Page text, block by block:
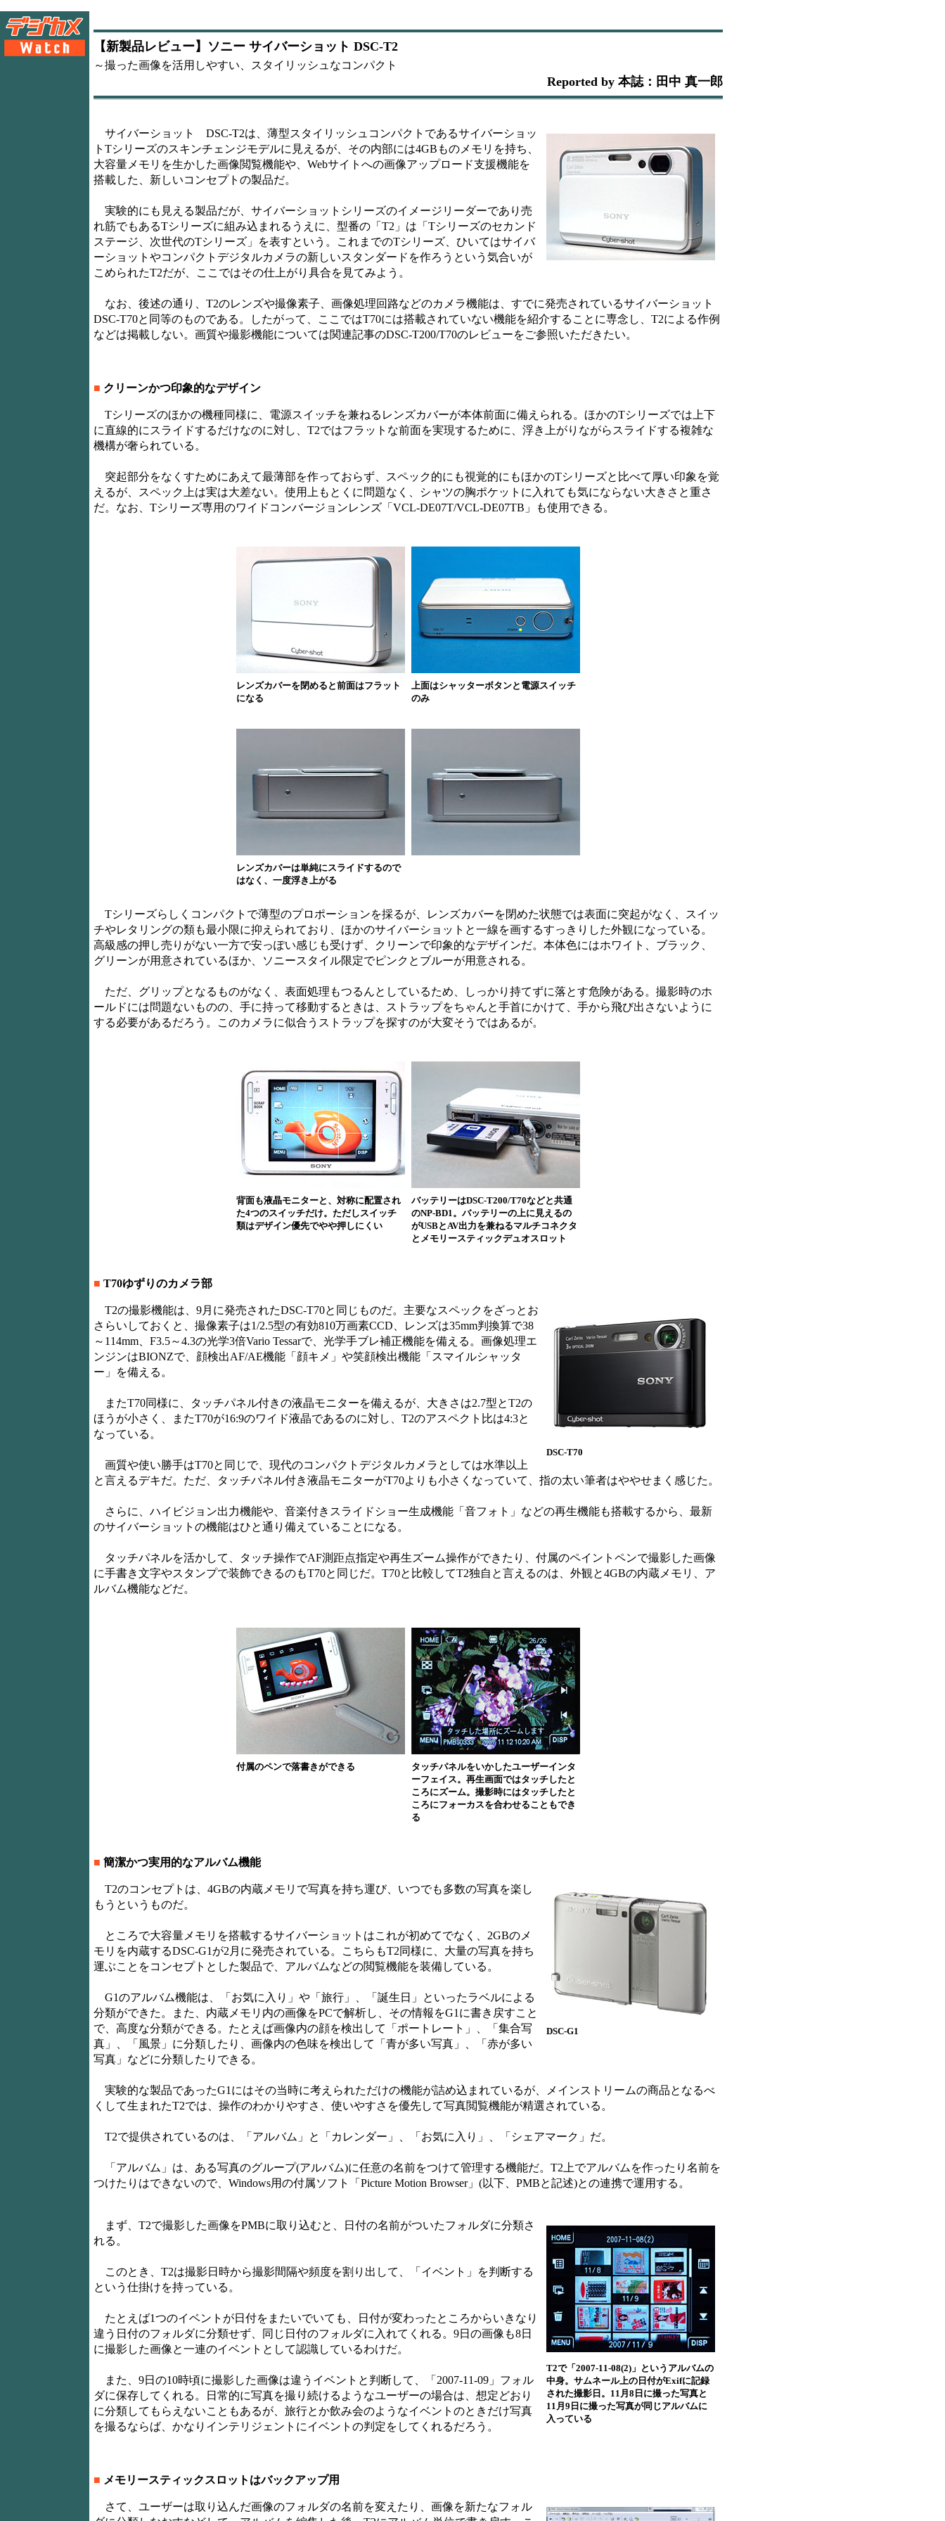
【新製品レビュー】ソニー サイバーショット DSC-T2
～撮った画像を活用しやすい、スタイリッシュなコンパクト
Reported by 本誌：田中 真一郎
サイバーショット DSC-T2は、薄型スタイリッシュコンパクトであるサイバーショッ
トTシリーズのスキンチェンジモデルに見えるが、その内部には4GBものメモリを持ち、
大容量メモリを生かした画像閲覧機能や、Webサイトへの画像アップロード支援機能を
搭載した、新しいコンセプトの製品だ。
実験的にも見える製品だが、サイバーショットシリーズのイメージリーダーであり売
れ筋でもあるTシリーズに組み込まれるうえに、型番の「T2」は「Tシリーズのセカンド
ステージ、次世代のTシリーズ」を表すという。これまでのTシリーズ、ひいてはサイバ
ーショットやコンパクトデジタルカメラの新しいスタンダードを作ろうという気合いが
こめられたT2だが、ここではその仕上がり具合を見てみよう。
なお、後述の通り、T2のレンズや撮像素子、画像処理回路などのカメラ機能は、すでに発売されているサイバーショット
DSC-T70と同等のものである。したがって、ここではT70には搭載されていない機能を紹介することに専念し、T2による作例
などは掲載しない。画質や撮影機能については関連記事のDSC-T200/T70のレビューをご参照いただきたい。
■ クリーンかつ印象的なデザイン
Tシリーズのほかの機種同様に、電源スイッチを兼ねるレンズカバーが本体前面に備えられる。ほかのTシリーズでは上下
に直線的にスライドするだけなのに対し、T2ではフラットな前面を実現するために、浮き上がりながらスライドする複雑な
機構が奢られている。
突起部分をなくすためにあえて最薄部を作っておらず、スペック的にも視覚的にもほかのTシリーズと比べて厚い印象を覚
えるが、スペック上は実は大差ない。使用上もとくに問題なく、シャツの胸ポケットに入れても気にならない大きさと重さ
だ。なお、Tシリーズ専用のワイドコンバージョンレンズ「VCL-DE07T/VCL-DE07TB」も使用できる。
レンズカバーを閉めると前面はフラット
になる
上面はシャッターボタンと電源スイッチ
のみ
レンズカバーは単純にスライドするので
はなく、一度浮き上がる
Tシリーズらしくコンパクトで薄型のプロポーションを採るが、レンズカバーを閉めた状態では表面に突起がなく、スイッ
チやレタリングの類も最小限に抑えられており、ほかのサイバーショットと一線を画するすっきりした外観になっている。
高級感の押し売りがない一方で安っぽい感じも受けず、クリーンで印象的なデザインだ。本体色にはホワイト、ブラック、
グリーンが用意されているほか、ソニースタイル限定でピンクとブルーが用意される。
ただ、グリップとなるものがなく、表面処理もつるんとしているため、しっかり持てずに落とす危険がある。撮影時のホ
ールドには問題ないものの、手に持って移動するときは、ストラップをちゃんと手首にかけて、手から飛び出さないように
する必要があるだろう。このカメラに似合うストラップを探すのが大変そうではあるが。
背面も液晶モニターと、対称に配置され
た4つのスイッチだけ。ただしスイッチ
類はデザイン優先でやや押しにくい
バッテリーはDSC-T200/T70などと共通
のNP-BD1。バッテリーの上に見えるの
がUSBとAV出力を兼ねるマルチコネクタ
とメモリースティックデュオスロット
■ T70ゆずりのカメラ部
DSC-T70
T2の撮影機能は、9月に発売されたDSC-T70と同じものだ。主要なスペックをざっとお
さらいしておくと、撮像素子は1/2.5型の有効810万画素CCD、レンズは35mm判換算で38
～114mm、F3.5～4.3の光学3倍Vario Tessarで、光学手ブレ補正機能を備える。画像処理エ
ンジンはBIONZで、顔検出AF/AE機能「顔キメ」や笑顔検出機能「スマイルシャッタ
ー」を備える。
またT70同様に、タッチパネル付きの液晶モニターを備えるが、大きさは2.7型とT2の
ほうが小さく、またT70が16:9のワイド液晶であるのに対し、T2のアスペクト比は4:3と
なっている。
画質や使い勝手はT70と同じで、現代のコンパクトデジタルカメラとしては水準以上
と言えるデキだ。ただ、タッチパネル付き液晶モニターがT70よりも小さくなっていて、指の太い筆者はややせまく感じた。
さらに、ハイビジョン出力機能や、音楽付きスライドショー生成機能「音フォト」などの再生機能も搭載するから、最新
のサイバーショットの機能はひと通り備えていることになる。
タッチパネルを活かして、タッチ操作でAF測距点指定や再生ズーム操作ができたり、付属のペイントペンで撮影した画像
に手書き文字やスタンプで装飾できるのもT70と同じだ。T70と比較してT2独自と言えるのは、外観と4GBの内蔵メモリ、ア
ルバム機能などだ。
付属のペンで落書きができる
タッチパネルをいかしたユーザーインタ
ーフェイス。再生画面ではタッチしたと
ころにズーム。撮影時にはタッチしたと
ころにフォーカスを合わせることもでき
る
■ 簡潔かつ実用的なアルバム機能
DSC-G1
T2のコンセプトは、4GBの内蔵メモリで写真を持ち運び、いつでも多数の写真を楽し
もうというものだ。
ところで大容量メモリを搭載するサイバーショットはこれが初めてでなく、2GBのメ
モリを内蔵するDSC-G1が2月に発売されている。こちらもT2同様に、大量の写真を持ち
運ぶことをコンセプトとした製品で、アルバムなどの閲覧機能を装備している。
G1のアルバム機能は、「お気に入り」や「旅行」、「誕生日」といったラベルによる
分類ができた。また、内蔵メモリ内の画像をPCで解析し、その情報をG1に書き戻すこと
で、高度な分類ができる。たとえば画像内の顔を検出して「ポートレート」、「集合写
真」、「風景」に分類したり、画像内の色味を検出して「青が多い写真」、「赤が多い
写真」などに分類したりできる。
実験的な製品であったG1にはその当時に考えられただけの機能が詰め込まれているが、メインストリームの商品となるべ
くして生まれたT2では、操作のわかりやすさ、使いやすさを優先して写真閲覧機能が精選されている。
T2で提供されているのは、「アルバム」と「カレンダー」、「お気に入り」、「シェアマーク」だ。
「アルバム」は、ある写真のグループ(アルバム)に任意の名前をつけて管理する機能だ。T2上でアルバムを作ったり名前を
つけたりはできないので、Windows用の付属ソフト「Picture Motion Browser」(以下、PMBと記述)との連携で運用する。
T2で「2007-11-08(2)」というアルバムの
中身。サムネール上の日付がExifに記録
された撮影日。11月8日に撮った写真と
11月9日に撮った写真が同じアルバムに
入っている
まず、T2で撮影した画像をPMBに取り込むと、日付の名前がついたフォルダに分類さ
れる。
このとき、T2は撮影日時から撮影間隔や頻度を割り出して、「イベント」を判断する
という仕掛けを持っている。
たとえば1つのイベントが日付をまたいでいても、日付が変わったところからいきなり
違う日付のフォルダに分類せず、同じ日付のフォルダに入れてくれる。9日の画像も8日
に撮影した画像と一連のイベントとして認識しているわけだ。
また、9日の10時頃に撮影した画像は違うイベントと判断して、「2007-11-09」フォル
ダに保存してくれる。日常的に写真を撮り続けるようなユーザーの場合は、想定どおり
に分類してもらえないこともあるが、旅行とか飲み会のようなイベントのときだけ写真
を撮るならば、かなりインテリジェントにイベントの判定をしてくれるだろう。
■ メモリースティックスロットはバックアップ用
さて、ユーザーは取り込んだ画像のフォルダの名前を変えたり、画像を新たなフォル